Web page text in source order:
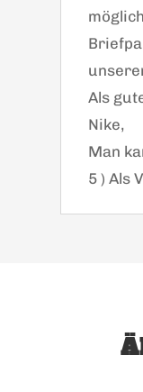
Als
Nike,
Man
5 ) Als